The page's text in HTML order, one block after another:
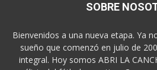
SOBRE
Bienvenidos a una nueva etapa. Ya
sueño que comenzó en julio de
integral. Hoy somos ABRI LA